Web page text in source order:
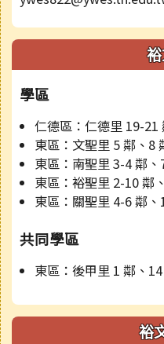
學區
仁德區：仁德里 19-21
東區：文聖里 5 鄰、8
東區：南聖里 3-4 鄰
東區：裕聖里 2-10 鄰
東區：關聖里 4-6 鄰
共同學區
東區：後甲里 1 鄰、
裕